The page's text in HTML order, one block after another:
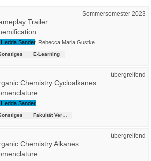
Sommersemester 2023
Trailer
Hedda Sander, Rebecca Maria Gustke
E-Learning
übergreifend
Chemistry Cycloalkanes
Hedda Sander
übergreifend
Chemistry Alkanes